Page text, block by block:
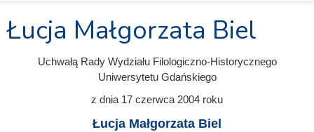
Łucja Małgorzata Biel
Uchwałą Rady Wydziału Filologiczno-Historycznego
Uniwersytetu Gdańskiego
z dnia 17 czerwca 2004 roku
Łucja Małgorzata Biel